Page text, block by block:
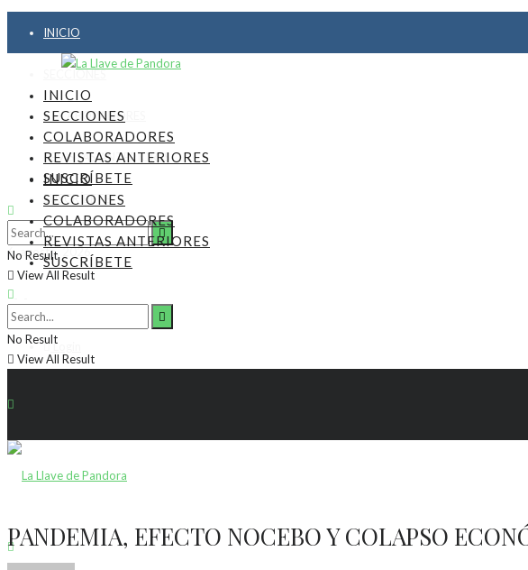
INICIO
SECCIONES
COLABORADORES
REVISTAS ANTERIORES
SUSCRÍBETE
6, agosto, 2026
Login
INICIO
SECCIONES
COLABORADORES
REVISTAS ANTERIORES
SUSCRÍBETE
No Result
View All Result
INICIO
SECCIONES
COLABORADORES
REVISTAS ANTERIORES
SUSCRÍBETE
No Result
View All Result
PANDEMIA, EFECTO NOCEBO Y COLAPSO